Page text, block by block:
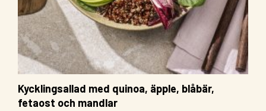
Kycklingsallad med quinoa, äpple, blåbär,
fetaost och mandlar